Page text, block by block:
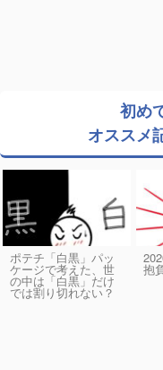
初め
オススメ
ポテチ「白黒」パッ
ケージで考えた、世
の中は「白黒」だけ
では割り切れない？
抱